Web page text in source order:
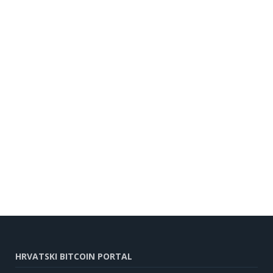
HRVATSKI BITCOIN PORTAL